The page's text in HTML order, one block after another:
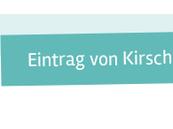
Eintrag von